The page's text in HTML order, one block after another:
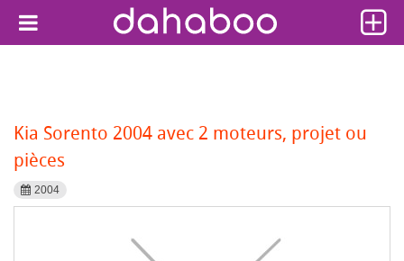
Kia Sorento 2004 avec 2 moteurs, projet ou
pièces
2004